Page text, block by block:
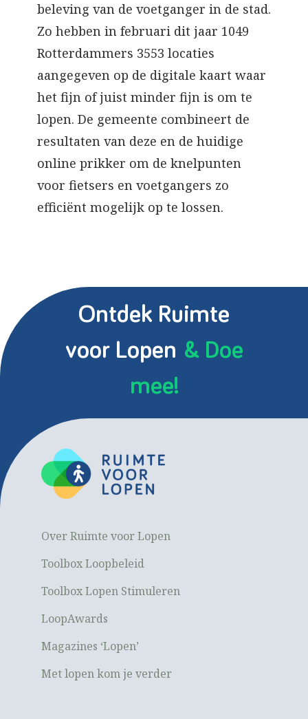
beleving van de voetganger in de stad.
Zo hebben in februari dit jaar 1049
Rotterdammers 3553 locaties
aangegeven op de digitale kaart waar
het fijn of juist minder fijn is om te
lopen. De gemeente combineert de
resultaten van deze en de huidige
online prikker om de knelpunten
voor fietsers en voetgangers zo
efficiënt mogelijk op te lossen.
Ontdek Ruimte
voor Lopen & Doe
mee!
Over Ruimte voor Lopen
Toolbox Loopbeleid
Toolbox Lopen Stimuleren
LoopAwards
Magazines ‘Lopen’
Met lopen kom je verder